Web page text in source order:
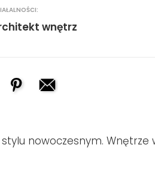
wnętrz
nowoczesnym.